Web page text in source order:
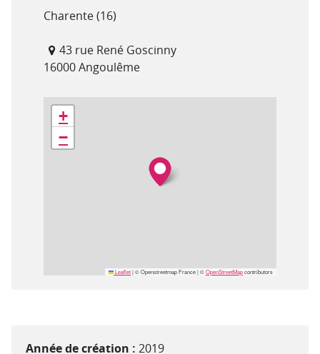
Département(s)
Charente (16)
43 rue René Goscinny
16000 Angoulême
Géolocalisation
+
−
Leaflet|© Openstreetmap France | ©OpenStreetMapcontributors
Année de création : 2019